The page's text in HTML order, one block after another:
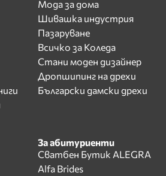
Мода за дома
Шивашка индустрия
Пазаруване
Всичко за Коледа
Стани моден дизайнер
Дропшипинг на дрехи
Български дамски дрехи
За абитуриенти
Сватбен Бутик ALEGRA
Alfa Brides